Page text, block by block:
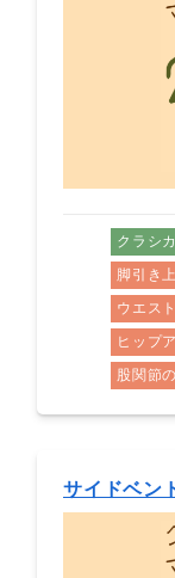
クラシ
脚引き
ウエス
ヒップ
股関節
サイドベン